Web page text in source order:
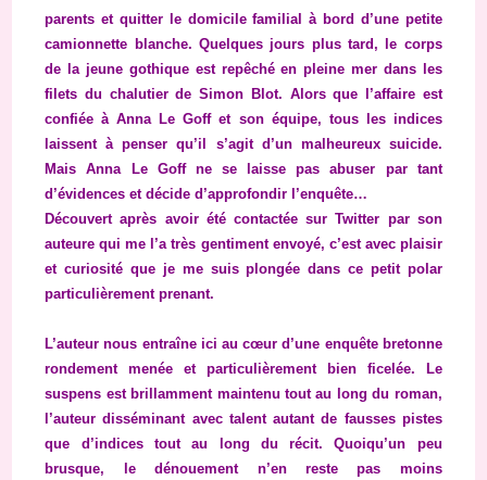
parents et quitter le domicile familial à bord d’une petite
camionnette blanche. Quelques jours plus tard, le corps
de la jeune gothique est repêché en pleine mer dans les
filets du chalutier de Simon Blot. Alors que l’affaire est
confiée à Anna Le Goff et son équipe, tous les indices
laissent à penser qu’il s’agit d’un malheureux suicide.
Mais Anna Le Goff ne se laisse pas abuser par tant
d’évidences et décide d’approfondir l’enquête…
Découvert après avoir été contactée sur Twitter par son
auteure qui me l’a très gentiment envoyé, c’est avec plaisir
et curiosité que je me suis plongée dans ce petit polar
particulièrement prenant.
L’auteur nous entraîne ici au cœur d’une enquête bretonne
rondement menée et particulièrement bien ficelée. Le
suspens est brillamment maintenu tout au long du roman,
l’auteur disséminant avec talent autant de fausses pistes
que d’indices tout au long du récit. Quoiqu’un peu
brusque, le dénouement n’en reste pas moins